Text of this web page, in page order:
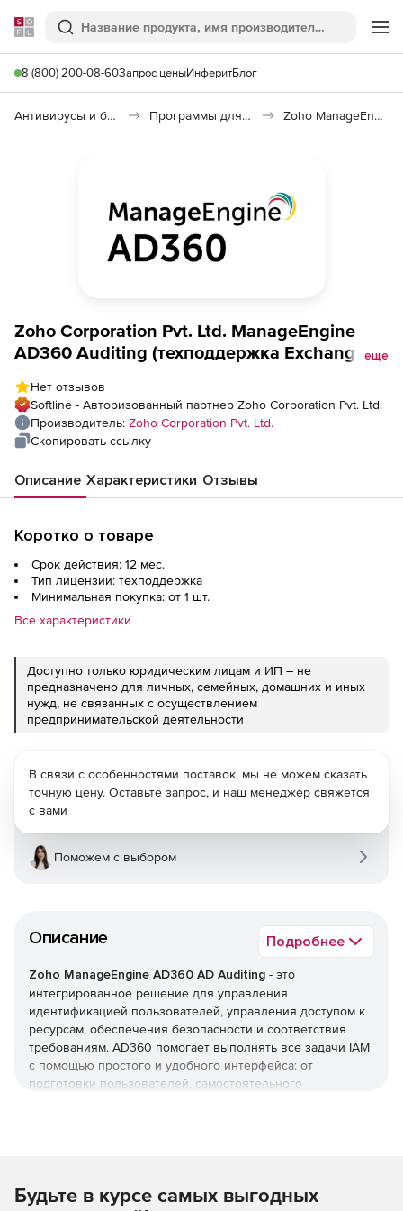
Softline
Поиск
8 (800) 200-08-60Запрос ценыИнферитБлог
Антивирусы и безопасность Программы для защиты информации Zoho ManageEngine AD360 AD Auditing
Zoho Corporation Pvt. Ltd. ManageEngine
AD360 Auditing (техподдержка Exchange
Maintenance and Support), fee for 100
Mailboxes
еще
Нет отзывов
Softline - Авторизованный партнер Zoho Corporation Pvt. Ltd.
Производитель: Zoho Corporation Pvt. Ltd.
Скопировать ссылку
Описание Характеристики Отзывы
Коротко о товаре
Срок действия: 12 мес.
Тип лицензии: техподдержка
Минимальная покупка: от 1 шт.
Все характеристики
Доступно только юридическим лицам и ИП – не
предназначено для личных, семейных, домашних и иных
нужд, не связанных с осуществлением
предпринимательской деятельности
Описание Подробнее
Zoho ManageEngine AD360 AD Auditing - это
интегрированное решение для управления
идентификацией пользователей, управления доступом к
ресурсам, обеспечения безопасности и соответствия
требованиям. AD360 помогает выполнять все задачи IAM
с помощью простого и удобного интерфейса: от
подготовки пользователей, самостоятельного
Оптимизация управления жизненным циклом
В связи с особенностями поставок, мы не можем сказать
точную цену. Оставьте запрос, и наш менеджер свяжется
с вами
Поможем с выбором
Будьте в курсе самых выгодных